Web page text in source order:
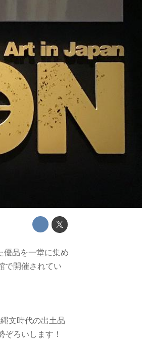
優品を一堂に集め
で開催されてい
文時代の出土品
ろいします！